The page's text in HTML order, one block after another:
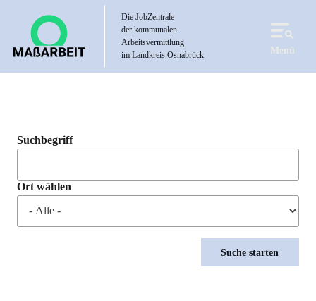
Die JobZentrale
der kommunalen
Arbeitsvermittlung
im Landkreis Osnabrück
Menü
Suchbegriff
Ort wählen